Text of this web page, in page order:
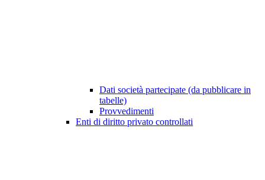
Dati società partecipate (da pubblicare in
tabelle)
Provvedimenti
Enti di diritto privato controllati